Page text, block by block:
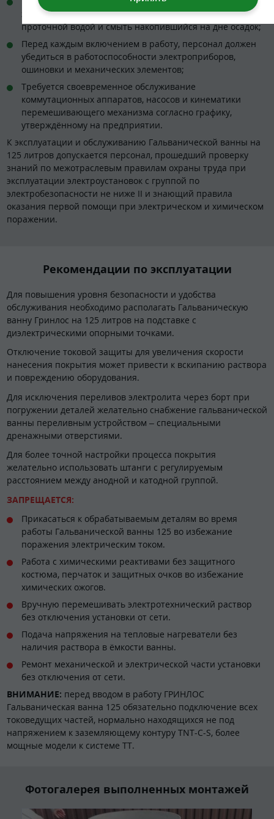
электролитического раствора требуется промыть ванну
проточной водой и смыть накопившийся на дне осадок;
Перед каждым включением в работу, персонал должен
убедиться в работоспособности электроприборов,
ошиновки и механических элементов;
Требуется своевременное обслуживание
коммутационных аппаратов, насосов и кинематики
перемешивающего механизма согласно графику,
утверждённому на предприятии.
К эксплуатации и обслуживанию Гальванической ванны на
125 литров допускается персонал, прошедший проверку
знаний по межотраслевым правилам охраны труда при
эксплуатации электроустановок с группой по
электробезопасности не ниже II и знающий правила
оказания первой помощи при электрическом и химическом
поражении.
Рекомендации по эксплуатации
Для повышения уровня безопасности и удобства
обслуживания необходимо располагать Гальваническую
ванну Гринлос на 125 литров на подставке с
диэлектрическими опорными точками.
Отключение токовой защиты для увеличения скорости
нанесения покрытия может привести к вскипанию раствора
и повреждению оборудования.
Для исключения переливов электролита через борт при
погружении деталей желательно снабжение гальванической
ванны переливным устройством – специальными
дренажными отверстиями.
Для более точной настройки процесса покрытия
желательно использовать штанги с регулируемым
расстоянием между анодной и катодной группой.
ЗАПРЕЩАЕТСЯ:
Прикасаться к обрабатываемым деталям во время
работы Гальванической ванны 125 во избежание
поражения электрическим током.
Работа с химическими реактивами без защитного
костюма, перчаток и защитных очков во избежание
химических ожогов.
Вручную перемешивать электротехнический раствор
без отключения установки от сети.
Подача напряжения на тепловые нагреватели без
наличия раствора в ёмкости ванны.
Ремонт механической и электрической части установки
без отключения от сети.
ВНИМАНИЕ: перед вводом в работу ГРИНЛОС
Гальваническая ванна 125 обязательно подключение всех
токоведущих частей, нормально находящихся не под
напряжением к заземляющему контуру TNT-C-S, более
мощные модели к системе TT.
Фотогалерея выполненных монтажей